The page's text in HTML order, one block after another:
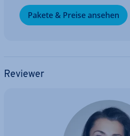
Pakete & Preise ansehen
Reviewer